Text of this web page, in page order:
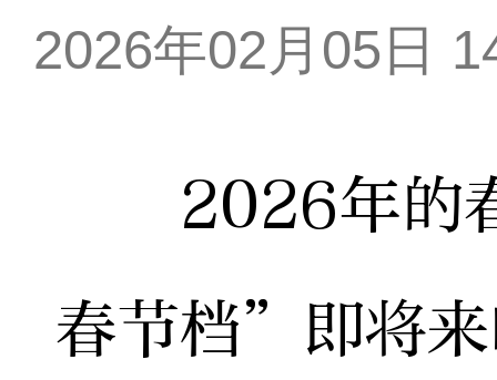
2026年02月05日
2026年的春
春节档”即将